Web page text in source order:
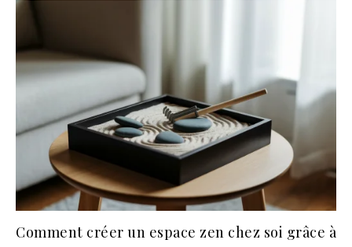
Comment créer un espace zen chez soi grâce à